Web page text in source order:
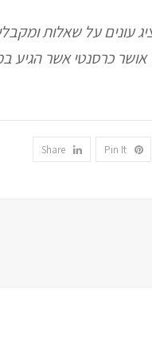
עונים על שאלות
כרסנטי אשר הגיע
Pin It
Share